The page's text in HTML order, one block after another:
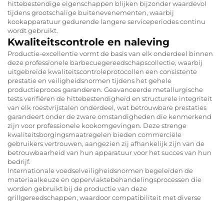
hittebestendige eigenschappen blijken bijzonder waardevol
tijdens grootschalige buitenevenementen, waarbij
kookapparatuur gedurende langere serviceperiodes continu
wordt gebruikt.
Kwaliteitscontrole en naleving
Productie-excellentie vormt de basis van elk onderdeel binnen
deze professionele barbecuegereedschapscollectie, waarbij
uitgebreide kwaliteitscontroleprotocollen een consistente
prestatie en veiligheidsnormen tijdens het gehele
productieproces garanderen. Geavanceerde metallurgische
tests verifiëren de hittebestendigheid en structurele integriteit
van elk roestvrijstalen onderdeel, wat betrouwbare prestaties
garandeert onder de zware omstandigheden die kenmerkend
zijn voor professionele kookomgevingen. Deze strenge
kwaliteitsborgingsmaatregelen bieden commerciële
gebruikers vertrouwen, aangezien zij afhankelijk zijn van de
betrouwbaarheid van hun apparatuur voor het succes van hun
bedrijf.
Internationale voedselveiligheidsnormen begeleiden de
materiaalkeuze en oppervlaktebehandelingsprocessen die
worden gebruikt bij de productie van deze
grillgereedschappen, waardoor compatibiliteit met diverse